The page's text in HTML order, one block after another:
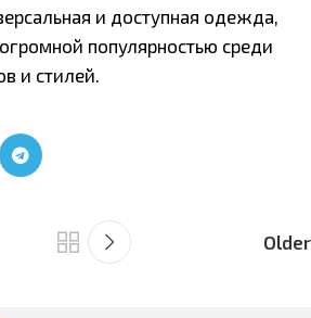
и доступная одежда,
популярностью среди
и стилей.
Older